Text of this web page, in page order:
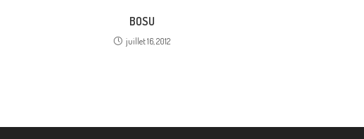
BOSU
juillet 16, 2012